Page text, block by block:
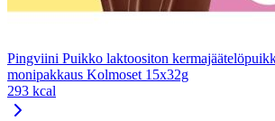
Pingviini Puikko laktoositon
monipakkaus Kolmoset 15x32g
293 kcal